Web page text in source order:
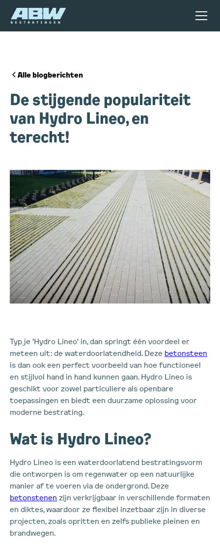
Alle blogberichten
De stijgende populariteit
van Hydro Lineo, en
terecht!
Typ je 'Hydro Lineo' in, dan springt één voordeel er
meteen uit: de waterdoorlatendheid. Deze betonsteen
is dan ook een perfect voorbeeld van hoe functioneel
en stijlvol hand in hand kunnen gaan. Hydro Lineo is
geschikt voor zowel particuliere als openbare
toepassingen en biedt een duurzame oplossing voor
moderne bestrating.
Wat is Hydro Lineo?
Hydro Lineo is een waterdoorlatend bestratingsvorm
die ontworpen is om regenwater op een natuurlijke
manier af te voeren via de ondergrond. Deze
betonstenen zijn verkrijgbaar in verschillende formaten
en diktes, waardoor ze flexibel inzetbaar zijn in diverse
projecten, zoals opritten en zelfs publieke pleinen en
brandwegen.